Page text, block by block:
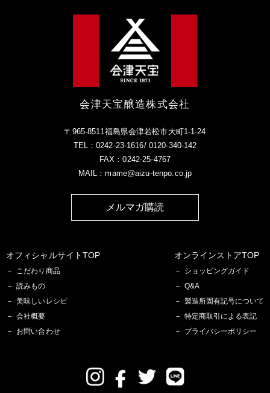
会津天宝醸造株式会社
〒965-8511福島県会津若松市大町1-1-24
TEL：0242-23-1616/ 0120-340-142
FAX：0242-25-4767
MAIL：mame@aizu-tenpo.co.jp
メルマガ購読
オフィシャルサイトTOP
こだわり商品
読みもの
美味しいレシピ
会社概要
お問い合わせ
オンラインストアTOP
ショッピングガイド
Q&A
製造所固有記号について
特定商取引による表記
プライバシーポリシー